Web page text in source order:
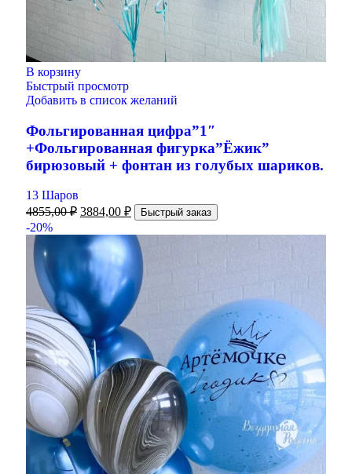
В корзину
Быстрый просмотр
Добавить в список желаний
Фольгированная цифра”1″
+Фольгированная фигурка”Ёжик”
бирюзовый + фонтан из голубых шариков.
13 Шаров
4855,00₽ 3884,00 ₽ Быстрый заказ
-20%